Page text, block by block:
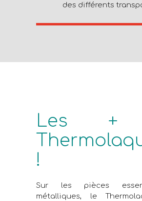
des différents
Les +
!
Sur les pièces
métalliques, le